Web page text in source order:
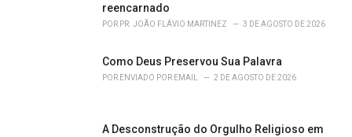
reencarnado
POR PR. JOÃO FLÁVIO MARTINEZ 3 DE AGOSTO DE 2026
Como Deus Preservou Sua Palavra
POR ENVIADO POR EMAIL 2 DE AGOSTO DE 2026
A Desconstrução do Orgulho Religioso em